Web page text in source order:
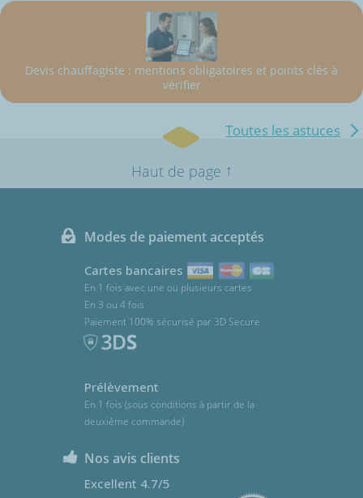
Devis chauffagiste : mentions obligatoires et points clés à
vérifier
Toutes les astuces
Haut de page ↑
Modes de paiement acceptés
Cartes bancaires
En 1 fois avec une ou plusieurs cartes
En 3 ou 4 fois
Paiement 100% sécurisé par 3D Secure
Prélèvement
En 1 fois (sous conditions à partir de la
deuxième commande)
Nos avis clients
Excellent 4.7/5